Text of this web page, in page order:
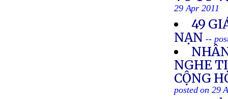
29 Apr 2011
49
NẠN--
NGHE
CỘNG
posted on 29